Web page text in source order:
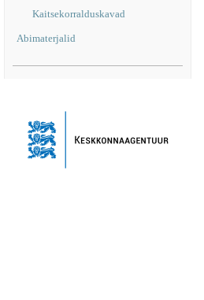
Kaitsekorralduskavad
Abimaterjalid